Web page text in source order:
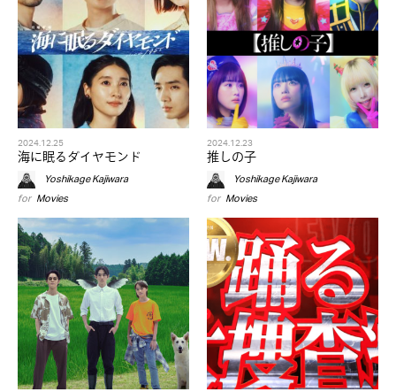
2024.12.25
海に眠るダイヤモンド
Yoshikage Kajiwara
for Movies
2024.12.23
推しの子
Yoshikage Kajiwara
for Movies